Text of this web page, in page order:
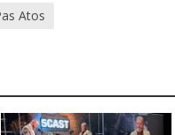
Atos